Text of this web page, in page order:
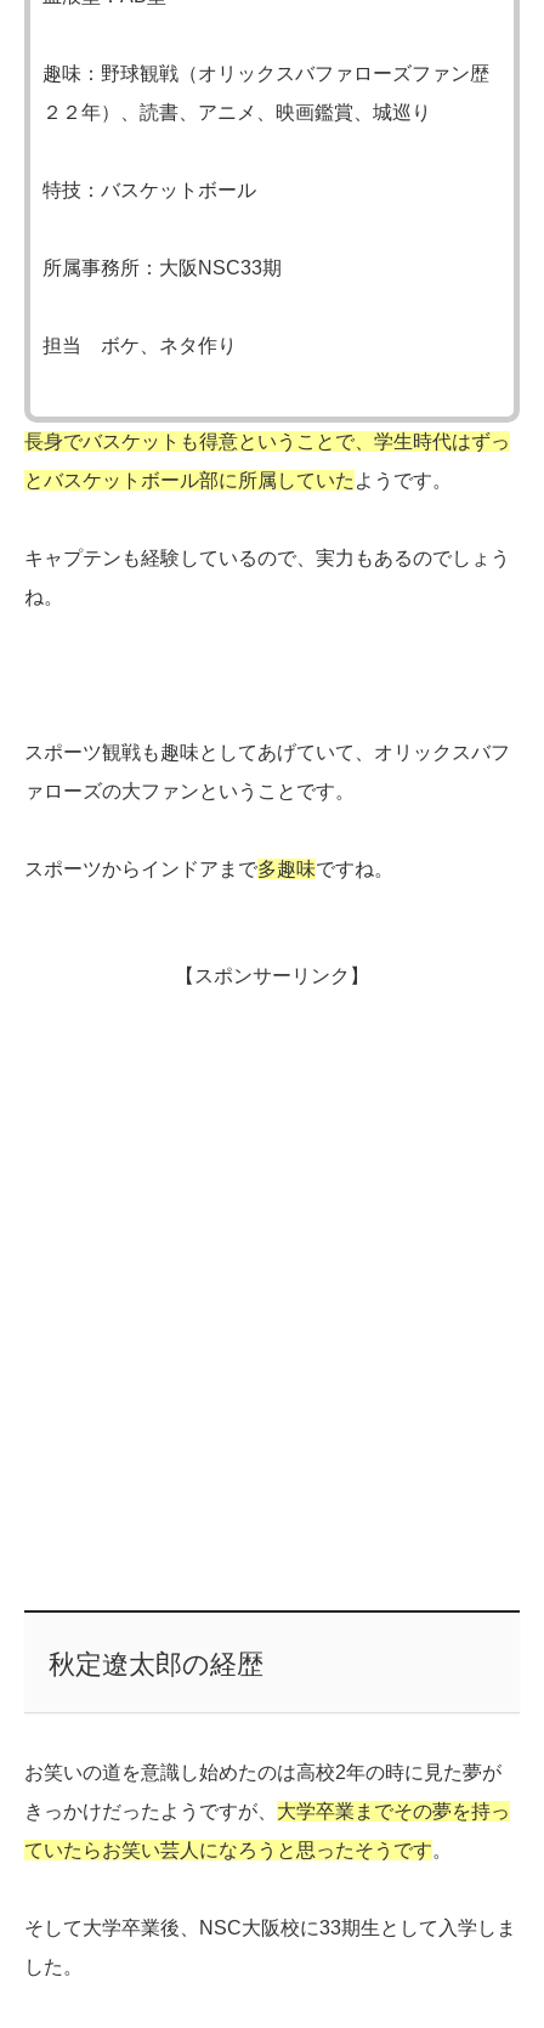
趣味：野球観戦（オリックスバファローズファン歴
２２年）、読書、アニメ、映画鑑賞、城巡り
特技：バスケットボール
所属事務所：大阪NSC33期
担当 ボケ、ネタ作り
長身でバスケットも得意ということで、学生時代はずっ
とバスケットボール部に所属していた ようです。
キャプテンも経験しているので、実力もあるのでしょう
ね。
スポーツ観戦も趣味としてあげていて、オリックスバフ
ァローズの大ファンということです。
スポーツからインドアまで多趣味ですね。
【スポンサーリンク】
秋定遼太郎の経歴
お笑いの道を意識し始めたのは高校2年の時に見た夢が
きっかけだったようですが、 大学卒業までその夢を持っ
ていたらお笑い芸人になろうと思ったそうです。
そして大学卒業後、NSC大阪校に33期生として入学しま
した。